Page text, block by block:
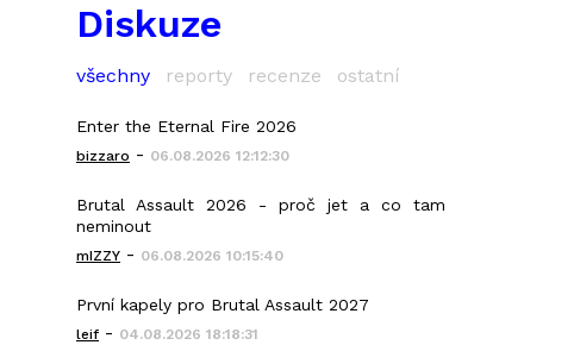
Diskuze
všechny reporty recenze ostatní
Enter the Eternal Fire 2026
bizzaro - 06.08.2026 12:12:30
Brutal Assault 2026 - proč jet a co tam
neminout
mIZZY - 06.08.2026 10:15:40
První kapely pro Brutal Assault 2027
leif - 04.08.2026 18:18:31